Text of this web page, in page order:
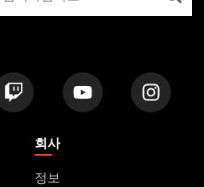
회사
정보